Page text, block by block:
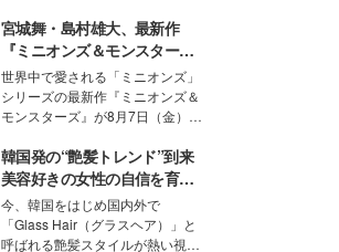
な美容の常識を大きく変える可能
性を秘めた、革新的な「Water
Capturing Skin（ウォーターキャ
プチャリングスキン：捕水肌）」
技術を、花王が構築した。
宮城舞・島村雄大、最新作
『ミニオンズ＆モンスター
ズ』の魅力熱弁 ハチャメチャ
だけじゃない“友情と絆”に感
動
世界中で愛される「ミニオンズ」
シリーズの最新作『ミニオンズ＆
モンスターズ』が8月7日（金）に
ニオン好き”という共通点を持つモ
デルの宮城舞と島村雄大の特別対
談をお届け！それぞれの視点か
ら、今作ならではの魅力や予想外
の感動をもたらす奥深いストーリ
韓国発の“艶髪トレンド”到来
美容好きの女性の自信を育む
「ヘアケア事情」って？
今、韓国をはじめ国内外で
「Glass Hair（グラスヘア）」と
呼ばれる艶髪スタイルが熱い視線